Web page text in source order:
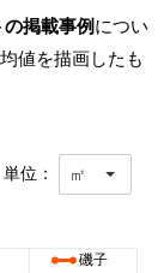
掲載事例につい
値を描画したも
単位： ㎡
磯子